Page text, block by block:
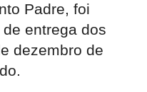
Padre, foi
entrega dos
dezembro de